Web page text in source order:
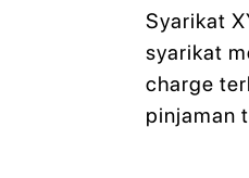
Syarikat
syarikat
charge
pinjaman